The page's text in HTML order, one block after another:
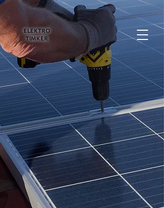
ELEKTRO
TIMKER